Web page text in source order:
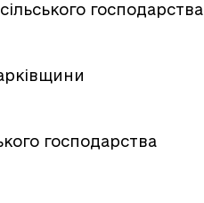
господарства
господарства